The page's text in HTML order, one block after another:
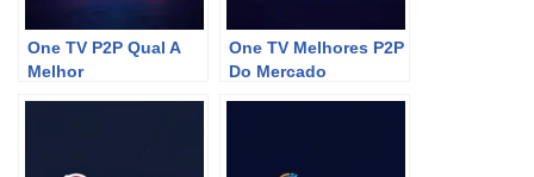
One TV P2P Qual A
Melhor
One TV Melhores P2P
Do Mercado